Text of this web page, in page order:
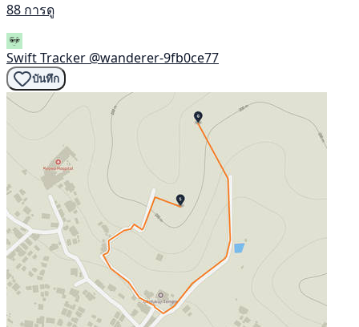
88 การดู
Swift Tracker @wanderer-9fb0ce77
บันทึก